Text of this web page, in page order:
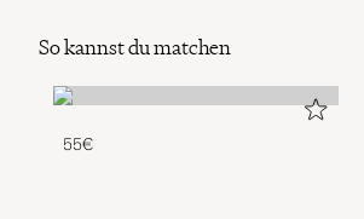
So kannst du matchen
55€